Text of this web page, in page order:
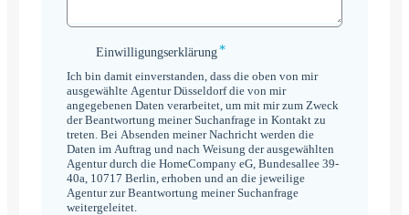
Einwilligungserklärung
Einwilligungserklärung*
Ich bin damit einverstanden, dass die oben von mir
ausgewählte Agentur Düsseldorf die von mir
angegebenen Daten verarbeitet, um mit mir zum Zweck
der Beantwortung meiner Suchanfrage in Kontakt zu
treten. Bei Absenden meiner Nachricht werden die
Daten im Auftrag und nach Weisung der ausgewählten
Agentur durch die HomeCompany eG, Bundesallee 39-
40a, 10717 Berlin, erhoben und an die jeweilige
Agentur zur Beantwortung meiner Suchanfrage
weitergeleitet.